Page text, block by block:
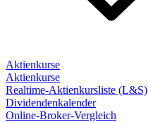
Aktienkurse
Aktienkurse
Realtime-Aktienkursliste (L&S)
Dividendenkalender
Online-Broker-Vergleich